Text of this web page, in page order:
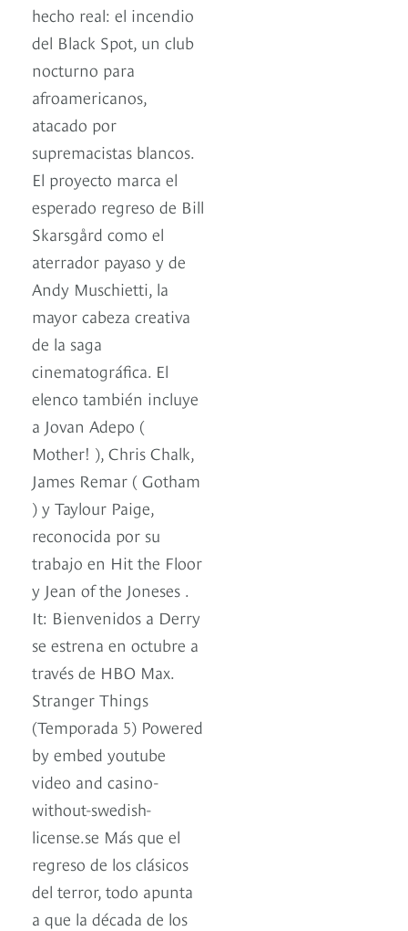
hecho real: el incendio
del Black Spot, un club
nocturno para
afroamericanos,
atacado por
supremacistas blancos.
El proyecto marca el
esperado regreso de Bill
Skarsgård como el
aterrador payaso y de
Andy Muschietti, la
mayor cabeza creativa
de la saga
cinematográfica. El
elenco también incluye
a Jovan Adepo (
Mother! ), Chris Chalk,
James Remar ( Gotham
) y Taylour Paige,
reconocida por su
trabajo en Hit the Floor
y Jean of the Joneses .
It: Bienvenidos a Derry
se estrena en octubre a
través de HBO Max.
Stranger Things
(Temporada 5) Powered
by embed youtube
video and casino-
without-swedish-
license.se Más que el
regreso de los clásicos
del terror, todo apunta
a que la década de los